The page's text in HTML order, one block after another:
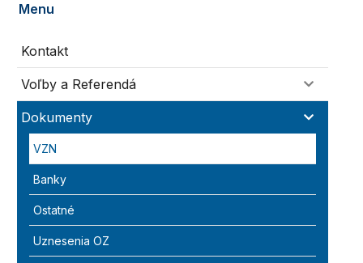
Menu
Kontakt
Voľby a Referendá
Dokumenty
VZN
Banky
Ostatné
Uznesenia OZ